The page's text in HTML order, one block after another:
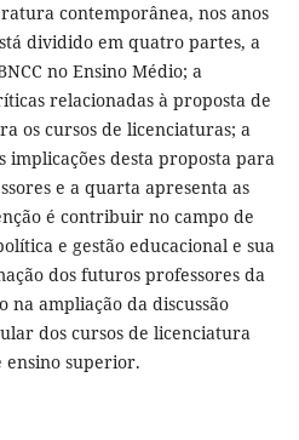
contemporânea, nos anos
dividido em quatro partes, a
no Ensino Médio; a
relacionadas à proposta de
os cursos de licenciaturas; a
implicações desta proposta para
e a quarta apresenta as
é contribuir no campo de
e gestão educacional e sua
dos futuros professores da
na ampliação da discussão
dos cursos de licenciatura
ensino superior.